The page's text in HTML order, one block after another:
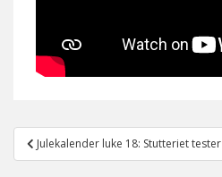
Post
navigation
Julekalender luke 18: Stutteriet tester